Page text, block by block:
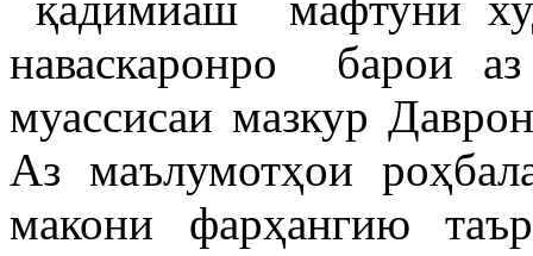
наваскаронро барои
муассисаи мазкур
Аз маълумотҳои
макони фарҳангию